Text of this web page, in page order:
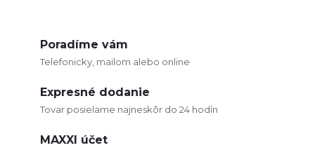
rozdeľovača....
Poradíme vám
Telefonicky, mailom alebo online
Expresné dodanie
Tovar posielame najneskôr do 24 hodín
MAXXI účet